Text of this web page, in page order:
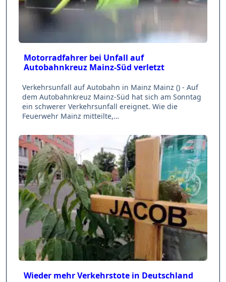
Motorradfahrer bei Unfall auf
Autobahnkreuz Mainz-Süd verletzt
Verkehrsunfall auf Autobahn in Mainz Mainz () - Auf
dem Autobahnkreuz Mainz-Süd hat sich am Sonntag
ein schwerer Verkehrsunfall ereignet. Wie die
Feuerwehr Mainz mitteilte,…
Wieder mehr Verkehrstote in Deutschland